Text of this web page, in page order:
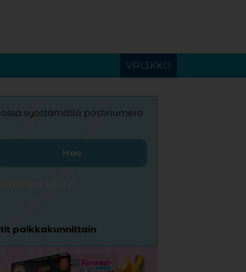
VALIKKO
syöttämällä postinumero
paikkakunnittain